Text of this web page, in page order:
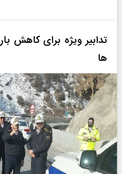
تدابیر ویژه برای کاهش
ها